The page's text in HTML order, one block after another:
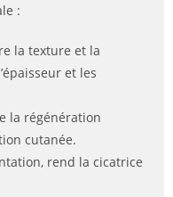
:
la texture et la
et les
la régénération
cutanée.
rend la cicatrice